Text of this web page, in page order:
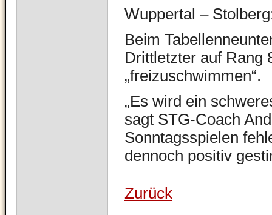
Wuppertal –
Beim
Drittletzter auf Rang
„freizuschwimmen“.
„Es wird ein
sagt STG-Coach
Sonntagsspielen
dennoch positiv
Zurück